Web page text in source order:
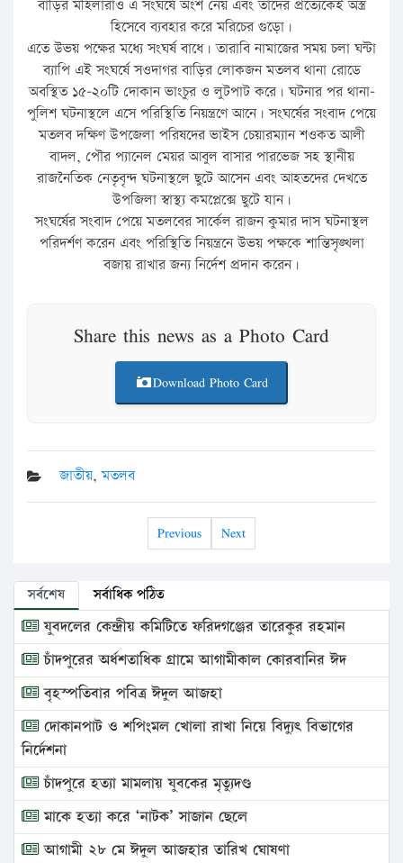
বাড়ির মহিলারাও এ সংঘর্ষে অংশ নেয় এবং তাদের প্রত্যেকেই অস্ত্র
হিসেবে ব্যবহার করে মরিচের গুড়ো।
এতে উভয় পক্ষের মধ্যে সংঘর্ষ বাধে। তারাবি নামাজের সময় চলা ঘন্টা
ব্যাপি এই সংঘর্ষে সওদাগর বাড়ির লোকজন মতলব থানা রোডে
অবস্থিত ১৫-২০টি দোকান ভাংচুর ও লুটপাট করে। ঘটনার পর থানা-
পুলিশ ঘটনাস্থলে এসে পরিস্থিতি নিয়ন্ত্রণে আনে। সংঘর্ষের সংবাদ পেয়ে
মতলব দক্ষিণ উপজেলা পরিষদের ভাইস চেয়ারম্যান শওকত আলী
বাদল, পৌর প্যানেল মেয়র আবুল বাসার পারভেজ সহ স্থানীয়
রাজনৈতিক নেতৃবৃন্দ ঘটনাস্থলে ছুটে আসেন এবং আহতদের দেখতে
উপজিলা স্বাস্থ্য কমপ্লেক্সে ছুটে যান।
সংঘর্ষের সংবাদ পেয়ে মতলবের সার্কেল রাজন কুমার দাস ঘটনাস্থল
পরিদর্শণ করেন এবং পরিস্থিতি নিয়ন্ত্রনে উভয় পক্ষকে শান্তিসৃঙ্খলা
বজায় রাখার জন্য নির্দেশ প্রদান করেন।
Share this news as a Photo Card
Download Photo Card
জাতীয়,মতলব
Previous Next
সর্বশেষ সর্বাধিক পঠিত
যুবদলের কেন্দ্রীয় কমিটিতে ফরিদগঞ্জের তারেকুর রহমান
চাঁদপুরের অর্ধশতাধিক গ্রামে আগামীকাল কোরবানির ঈদ
বৃহস্পতিবার পবিত্র ঈদুল আজহা
দোকানপাট ও শপিংমল খোলা রাখা নিয়ে বিদ্যুৎ বিভাগের
নির্দেশনা
চাঁদপুরে হত্যা মামলায় যুবকের মৃত্যুদণ্ড
মাকে হত্যা করে ‘নাটক’ সাজান ছেলে
আগামী ২৮ মে ঈদুল আজহার তারিখ ঘোষণা